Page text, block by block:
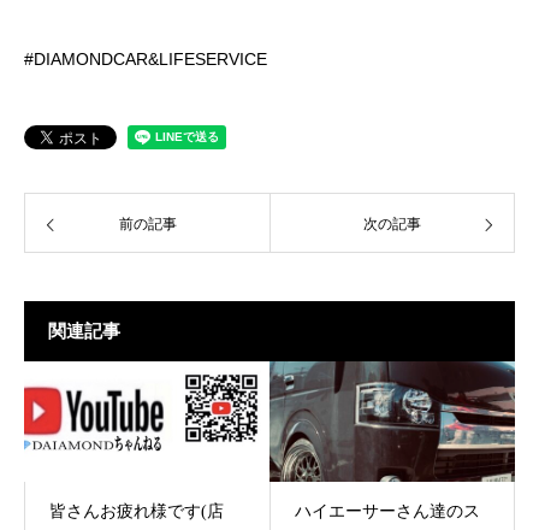
#DIAMONDCAR&LIFESERVICE
前の記事 次の記事
関連記事
皆さんお疲れ様です(店
ハイエーサーさん達のス